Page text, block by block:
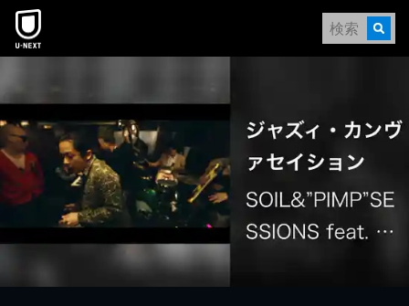
本文へスキップ